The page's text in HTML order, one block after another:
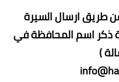
طريق ارسال السيرة
ذكر اسم المحافظة في
)